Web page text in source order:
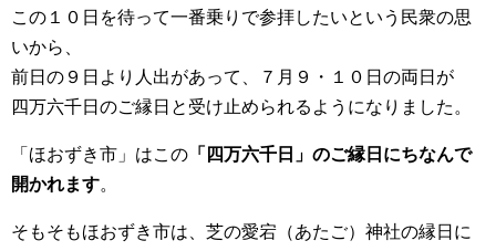
この１０日を待って一番乗りで参拝したいという民衆の思
いから、
前日の９日より人出があって、７月９・１０日の両日が
四万六千日のご縁日と受け止められるようになりました。
「ほおずき市」はこの 「四万六千日」のご縁日にちなんで
開かれます。
そもそもほおずき市は、芝の愛宕（あたご）神社の縁日に